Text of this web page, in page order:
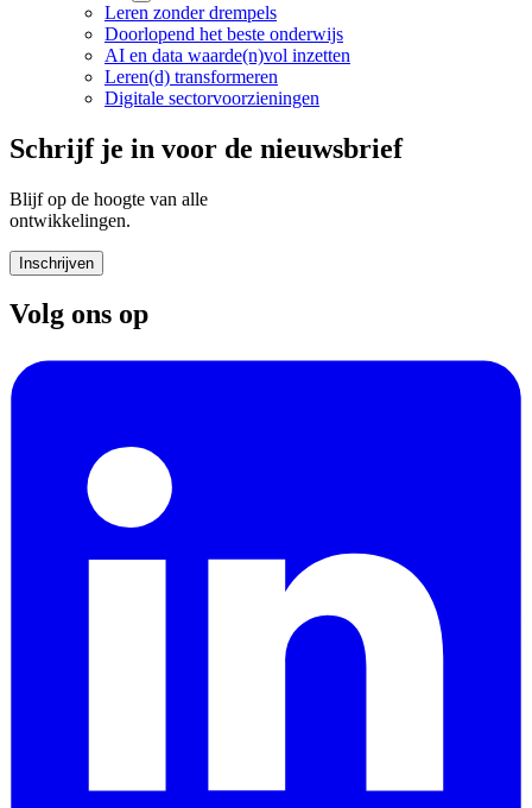
Leren zonder drempels
Doorlopend het beste onderwijs
AI en data waarde(n)vol inzetten
Leren(d) transformeren
Digitale sectorvoorzieningen
Schrijf je in voor de nieuwsbrief
Blijf op de hoogte van alle
ontwikkelingen.
Inschrijven
Volg ons op